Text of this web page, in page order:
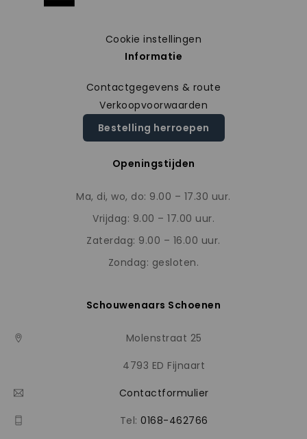
Cookie instellingen
Informatie
Contactgegevens & route
Verkoopvoorwaarden
Bestelling herroepen
Openingstijden
Ma, di, wo, do: 9.00 – 17.30 uur.
Vrijdag: 9.00 – 17.00 uur.
Zaterdag: 9.00 – 16.00 uur.
Zondag: gesloten.
Schouwenaars Schoenen
Molenstraat 25
4793 ED Fijnaart
Contactformulier
Tel: 0168-462766